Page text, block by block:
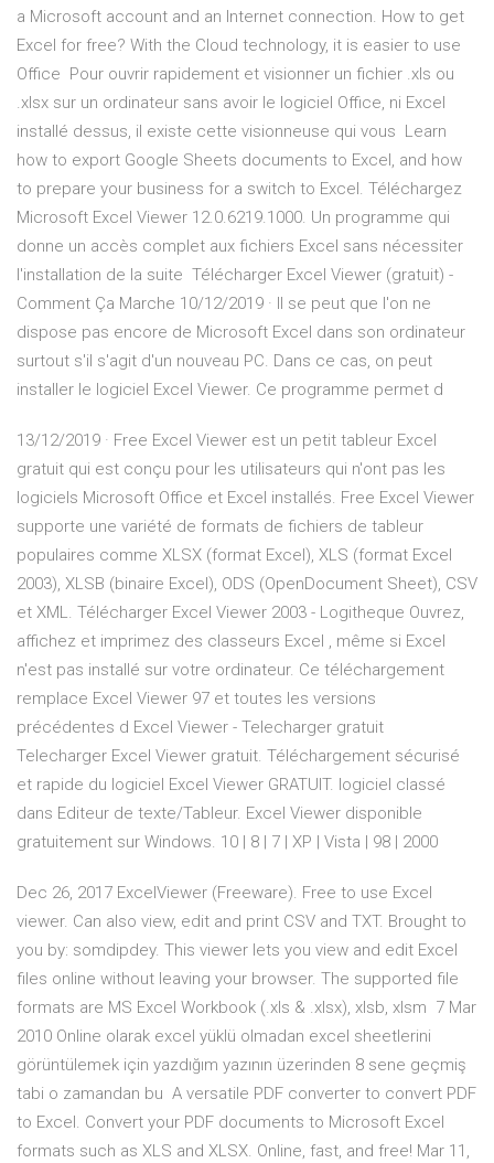
a Microsoft account and an Internet connection. How to get
Excel for free? With the Cloud technology, it is easier to use
Office Pour ouvrir rapidement et visionner un fichier .xls ou
.xlsx sur un ordinateur sans avoir le logiciel Office, ni Excel
installé dessus, il existe cette visionneuse qui vous Learn
how to export Google Sheets documents to Excel, and how
to prepare your business for a switch to Excel. Téléchargez
Microsoft Excel Viewer 12.0.6219.1000. Un programme qui
donne un accès complet aux fichiers Excel sans nécessiter
l'installation de la suite Télécharger Excel Viewer (gratuit) -
Comment Ça Marche 10/12/2019 · Il se peut que l'on ne
dispose pas encore de Microsoft Excel dans son ordinateur
surtout s'il s'agit d'un nouveau PC. Dans ce cas, on peut
installer le logiciel Excel Viewer. Ce programme permet d
13/12/2019 · Free Excel Viewer est un petit tableur Excel
gratuit qui est conçu pour les utilisateurs qui n'ont pas les
logiciels Microsoft Office et Excel installés. Free Excel Viewer
supporte une variété de formats de fichiers de tableur
populaires comme XLSX (format Excel), XLS (format Excel
2003), XLSB (binaire Excel), ODS (OpenDocument Sheet), CSV
et XML. Télécharger Excel Viewer 2003 - Logitheque Ouvrez,
affichez et imprimez des classeurs Excel , même si Excel
n'est pas installé sur votre ordinateur. Ce téléchargement
remplace Excel Viewer 97 et toutes les versions
précédentes d Excel Viewer - Telecharger gratuit
Telecharger Excel Viewer gratuit. Téléchargement sécurisé
et rapide du logiciel Excel Viewer GRATUIT. logiciel classé
dans Editeur de texte/Tableur. Excel Viewer disponible
gratuitement sur Windows. 10 | 8 | 7 | XP | Vista | 98 | 2000
Dec 26, 2017 ExcelViewer (Freeware). Free to use Excel
viewer. Can also view, edit and print CSV and TXT. Brought to
you by: somdipdey. This viewer lets you view and edit Excel
files online without leaving your browser. The supported file
formats are MS Excel Workbook (.xls & .xlsx), xlsb, xlsm 7 Mar
2010 Online olarak excel yüklü olmadan excel sheetlerini
görüntülemek için yazdığım yazının üzerinden 8 sene geçmiş
tabi o zamandan bu A versatile PDF converter to convert PDF
to Excel. Convert your PDF documents to Microsoft Excel
formats such as XLS and XLSX. Online, fast, and free! Mar 11,